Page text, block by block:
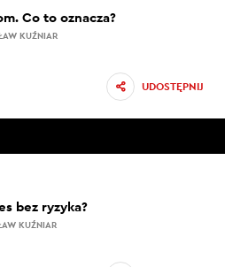
Co to oznacza?
KUŹNIAR
UDOSTĘPNIJ
bez ryzyka?
KUŹNIAR